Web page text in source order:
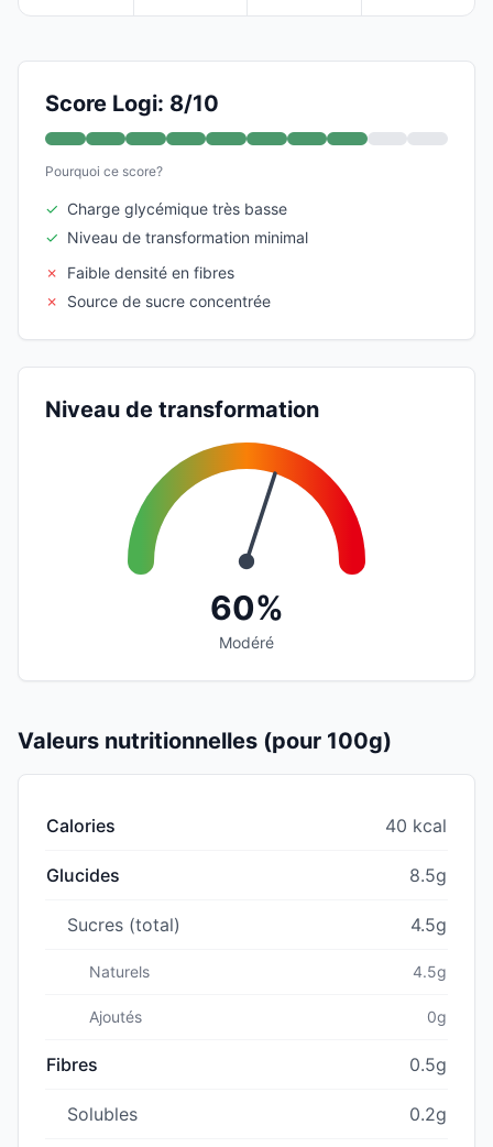
Score Logi: 8/10
Pourquoi ce score?
✓ Charge glycémique très basse
✓ Niveau de transformation minimal
✗
Faible densité en fibres
✗
Source de sucre concentrée
Niveau de transformation
60%
Modéré
Valeurs nutritionnelles (pour 100g)
Calories 40 kcal
Glucides 8.5g
Sucres (total) 4.5g
Naturels 4.5g
Ajoutés 0g
Fibres 0.5g
Solubles 0.2g